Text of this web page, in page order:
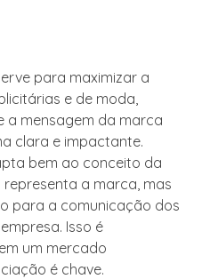
para maximizar a
e de moda,
a mensagem da marca
clara e impactante.
bem ao conceito da
a marca, mas
para a comunicação dos
Isso é
um mercado
é chave.